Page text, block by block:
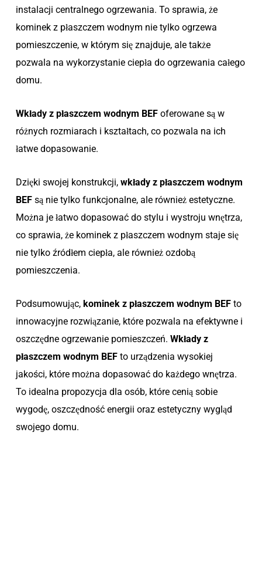
instalacji centralnego ogrzewania. To sprawia, że
kominek z płaszczem wodnym nie tylko ogrzewa
pomieszczenie, w którym się znajduje, ale także
pozwala na wykorzystanie ciepła do ogrzewania całego
domu.
Wkłady z płaszczem wodnym BEF oferowane są w
różnych rozmiarach i kształtach, co pozwala na ich
łatwe dopasowanie.
Dzięki swojej konstrukcji,wkłady z płaszczem wodnym
BEF są nie tylko funkcjonalne, ale również estetyczne.
Można je łatwo dopasować do stylu i wystroju wnętrza,
co sprawia, że kominek z płaszczem wodnym staje się
nie tylko źródłem ciepła, ale również ozdobą
pomieszczenia.
Podsumowując, kominek z płaszczem wodnym BEF to
innowacyjne rozwiązanie, które pozwala na efektywne i
oszczędne ogrzewanie pomieszczeń.Wkłady z
płaszczem wodnym BEF to urządzenia wysokiej
jakości, które można dopasować do każdego wnętrza.
To idealna propozycja dla osób, które cenią sobie
wygodę, oszczędność energii oraz estetyczny wygląd
swojego domu.